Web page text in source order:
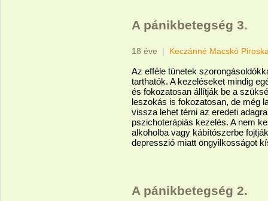
A pánikbetegség 3.
18 éve | Keczánné Macskó
Az efféle tünetek
tarthatók. A kezeléseket mindig
és fokozatosan állítják be a
leszokás is fokozatosan, de még
vissza lehet térni az eredeti
pszichoterápiás kezelés. A nem
alkoholba vagy kábítószerbe
depresszió miatt öngyilkosságot
A pánikbetegség 2.